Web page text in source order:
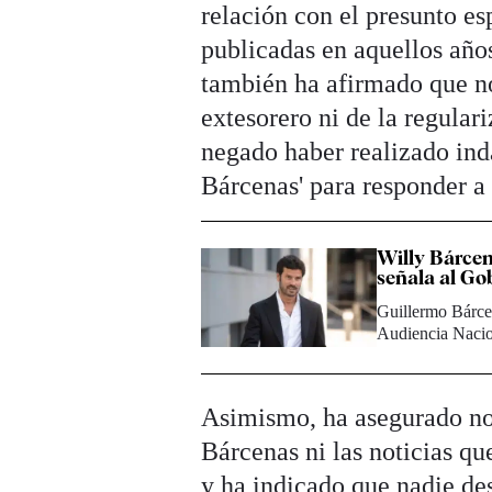
relación con el presunto
publicadas en aquellos
también ha afirmado que
extesorero ni de la
negado haber realizado
Bárcenas' para responder
Willy
señala al
Guillermo
Audiencia
Asimismo, ha asegurado
Bárcenas ni las noticias
y ha indicado que nadie